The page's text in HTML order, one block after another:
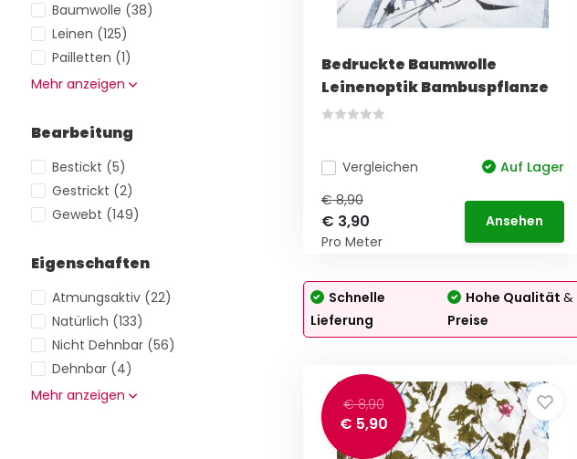
Baumwolle (38)
Leinen (125)
Pailletten (1)
Mehr anzeigen
Bearbeitung
Bestickt (5)
Gestrickt (2)
Gewebt (149)
Eigenschaften
Atmungsaktiv (22)
Natürlich (133)
Nicht Dehnbar (56)
Dehnbar (4)
Mehr anzeigen
Bedruckte Baumwolle
Leinenoptik Bambuspflanze
Vergleichen
Auf Lager
€ 8,90
€ 3,90
Pro Meter
Ansehen
Schnelle
Lieferung
Hohe Qualität&
Preise
€ 8,90
€ 5,90